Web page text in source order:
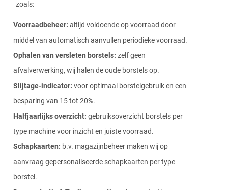
zoals:
Voorraadbeheer: altijd voldoende op voorraad door
middel van automatisch aanvullen periodieke voorraad.
Ophalen van versleten borstels: zelf geen
afvalverwerking, wij halen de oude borstels op.
Slijtage-indicator: voor optimaal borstelgebruik en een
besparing van 15 tot 20%.
Halfjaarlijks overzicht: gebruiksoverzicht borstels per
type machine voor inzicht en juiste voorraad.
Schapkaarten: b.v. magazijnbeheer maken wij op
aanvraag gepersonaliseerde schapkaarten per type
borstel.